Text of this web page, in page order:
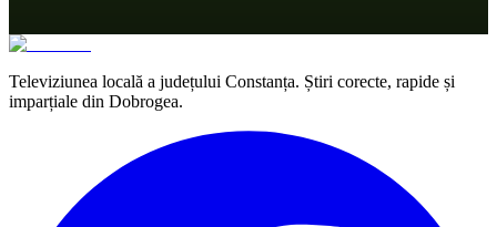
Televiziunea locală a județului Constanța. Știri corecte, rapide și
imparțiale din Dobrogea.